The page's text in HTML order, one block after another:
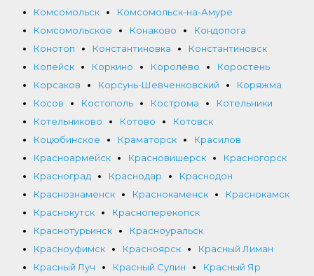
Комсомольск
Комсомольск-на-Амуре
Комсомольское
Конаково
Кондопога
Конотоп
Константиновка
Константиновск
Копейск
Коркино Королёво
Коростень
Корсаков
Корсунь-Шевченковский
Коряжма
Косов
Костополь Кострома
Котельники
Котельниково
Котово
Котовск
Коцюбинское
Краматорск
Красилов
Красноармейск
Красновишерск
Красногорск
Красноград
Краснодар
Краснодон
Краснознаменск
Краснокаменск
Краснокамск
Краснокутск
Красноперекопск
Краснотурьинск
Красноуральск
Красноуфимск
Красноярск
Красный Лиман
Красный Луч
Красный Сулин
Красный Яр